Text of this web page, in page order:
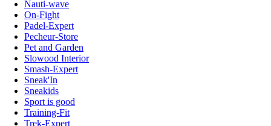
Nauti-wave
On-Fight
Padel-Expert
Pecheur-Store
Pet and Garden
Slowood Interior
Smash-Expert
Sneak'In
Sneakids
Sport is good
Training-Fit
Trek-Expert